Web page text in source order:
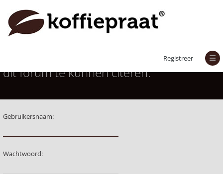
Registreer
Je moet aangemeld zijn om berichten in
dit forum te kunnen citeren.
Gebruikersnaam:
Wachtwoord: